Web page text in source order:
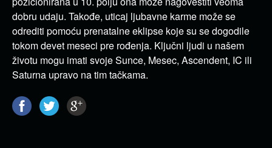
dobru udaju. Takođe, uticaj ljubavne karme može se
odrediti pomoću prenatalne eklipse koje su se dogodile
tokom devet meseci pre rođenja. Ključni ljudi u našem
životu mogu imati svoje Sunce, Mesec, Ascendent, IC ili
Saturna upravo na tim tačkama.